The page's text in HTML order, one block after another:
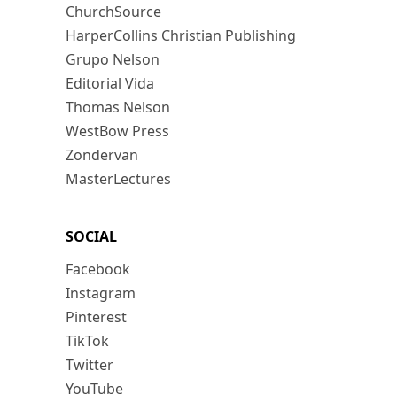
ChurchSource
HarperCollins Christian Publishing
Grupo Nelson
Editorial Vida
Thomas Nelson
WestBow Press
Zondervan
MasterLectures
SOCIAL
Facebook
Instagram
Pinterest
TikTok
Twitter
YouTube